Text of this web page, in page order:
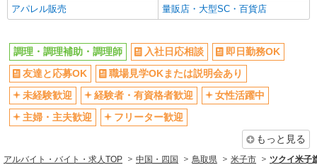
アパレル販売 量販店・大型SC・百貨店
調理・調理補助・調理師 入社日応相談
即日勤務OK
友達と応募OK
職場見学OKまたは説明会あり
未経験歓迎
経験者・有資格者歓迎
女性活躍中
主婦・主夫歓迎
フリーター歓迎
もっと見る
アルバイト・バイト・求人TOP 中国・四国 鳥取県 米子市 ツクイ米子